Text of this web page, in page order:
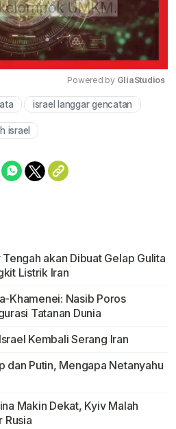
Mute
Powered by GliaStudios
israel langgar gencatan
israel
akan Dibuat Gelap Gulita
Listrik Iran
Khamenei: Nasib Poros
Tatanan Dunia
Kembali Serang Iran
dan Putin, Mengapa Netanyahu
Makin Dekat, Kyiv Malah
Rusia